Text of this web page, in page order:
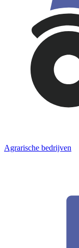
Agrarische bedrijven